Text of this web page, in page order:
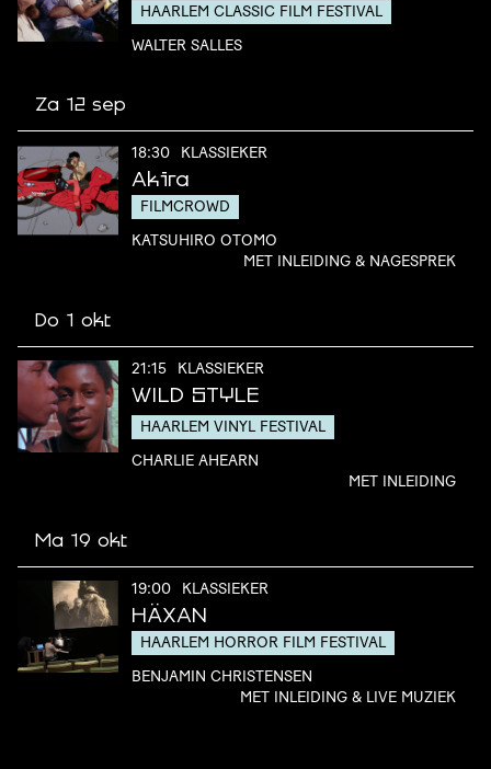
HAARLEM CLASSIC FILM FESTIVAL
WALTER SALLES
Za 12 sep
18:30 KLASSIEKER
Akira
FILMCROWD
KATSUHIRO OTOMO
MET INLEIDING & NAGESPREK
Do 1 okt
21:15 KLASSIEKER
WILD STYLE
HAARLEM VINYL FESTIVAL
CHARLIE AHEARN
MET INLEIDING
Ma 19 okt
19:00 KLASSIEKER
HÄXAN
HAARLEM HORROR FILM FESTIVAL
BENJAMIN CHRISTENSEN
MET INLEIDING & LIVE MUZIEK